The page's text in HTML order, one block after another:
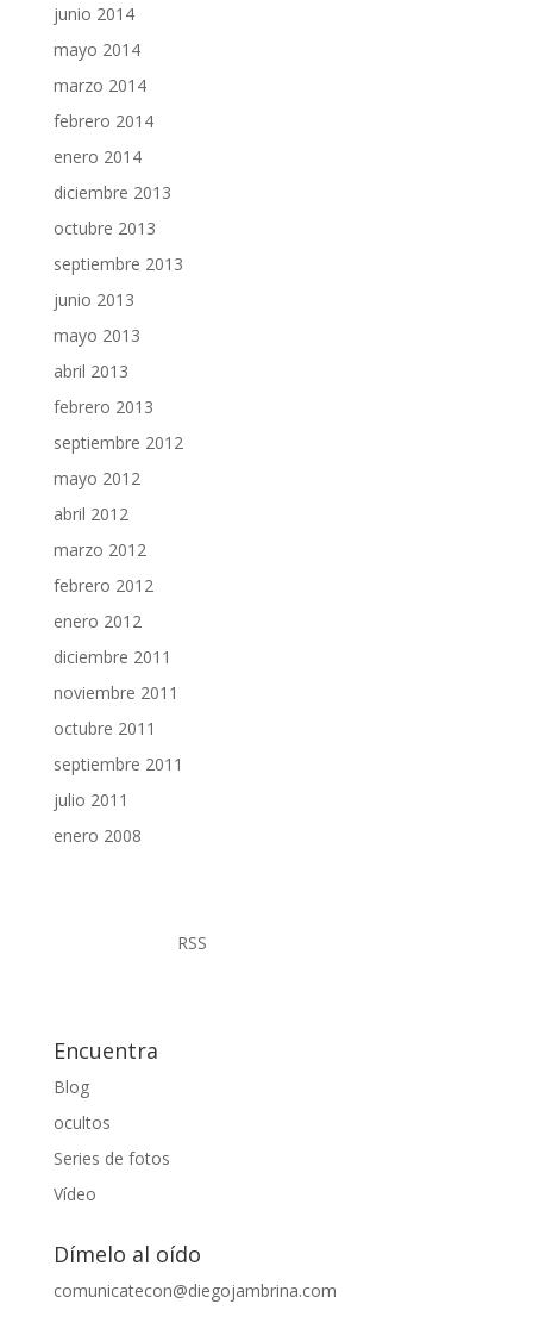
junio 2014
mayo 2014
marzo 2014
febrero 2014
enero 2014
diciembre 2013
octubre 2013
septiembre 2013
junio 2013
mayo 2013
abril 2013
febrero 2013
septiembre 2012
mayo 2012
abril 2012
marzo 2012
febrero 2012
enero 2012
diciembre 2011
noviembre 2011
octubre 2011
septiembre 2011
julio 2011
enero 2008
RSS
Encuentra
Blog
ocultos
Series de fotos
Vídeo
Dímelo al oído
comunicatecon@diegojambrina.com